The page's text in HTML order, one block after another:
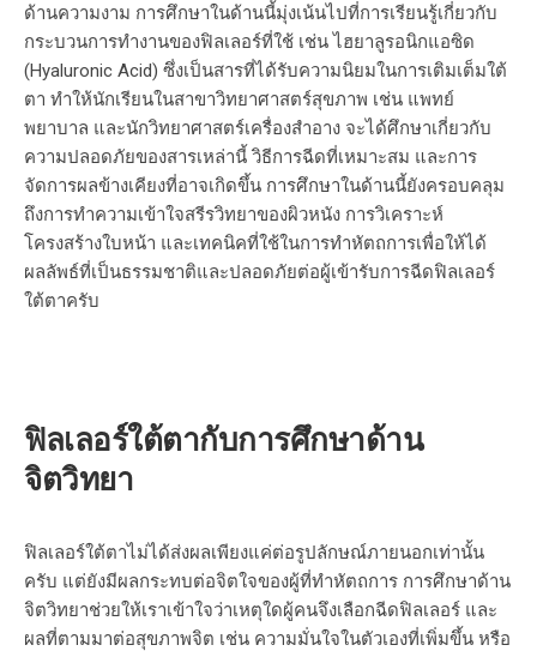
ด้านความงาม การศึกษาในด้านนี้มุ่งเน้นไปที่การเรียนรู้เกี่ยวกับ
กระบวนการทำงานของฟิลเลอร์ที่ใช้ เช่นไฮยาลูรอนิกแอซิด
(Hyaluronic Acid) ซึ่งเป็นสารที่ได้รับความนิยมในการเติมเต็มใต้
ตา ทำให้นักเรียนในสาขาวิทยาศาสตร์สุขภาพ เช่น แพทย์
พยาบาล และนักวิทยาศาสตร์เครื่องสำอาง จะได้ศึกษาเกี่ยวกับ
ความปลอดภัยของสารเหล่านี้ วิธีการฉีดที่เหมาะสม และการ
จัดการผลข้างเคียงที่อาจเกิดขึ้น การศึกษาในด้านนี้ยังครอบคลุม
ถึงการทำความเข้าใจสรีรวิทยาของผิวหนัง การวิเคราะห์
โครงสร้างใบหน้า และเทคนิคที่ใช้ในการทำหัตถการเพื่อให้ได้
ผลลัพธ์ที่เป็นธรรมชาติและปลอดภัยต่อผู้เข้ารับการฉีดฟิลเลอร์
ใต้ตาครับ
ฟิลเลอร์ใต้ตากับการศึกษาด้าน
จิตวิทยา
ฟิลเลอร์ใต้ตาไม่ได้ส่งผลเพียงแค่ต่อรูปลักษณ์ภายนอกเท่านั้น
ครับ แต่ยังมีผลกระทบต่อจิตใจของผู้ที่ทำหัตถการ การศึกษาด้าน
จิตวิทยาช่วยให้เราเข้าใจว่าเหตุใดผู้คนจึงเลือกฉีดฟิลเลอร์ และ
ผลที่ตามมาต่อสุขภาพจิต เช่น ความมั่นใจในตัวเองที่เพิ่มขึ้น หรือ